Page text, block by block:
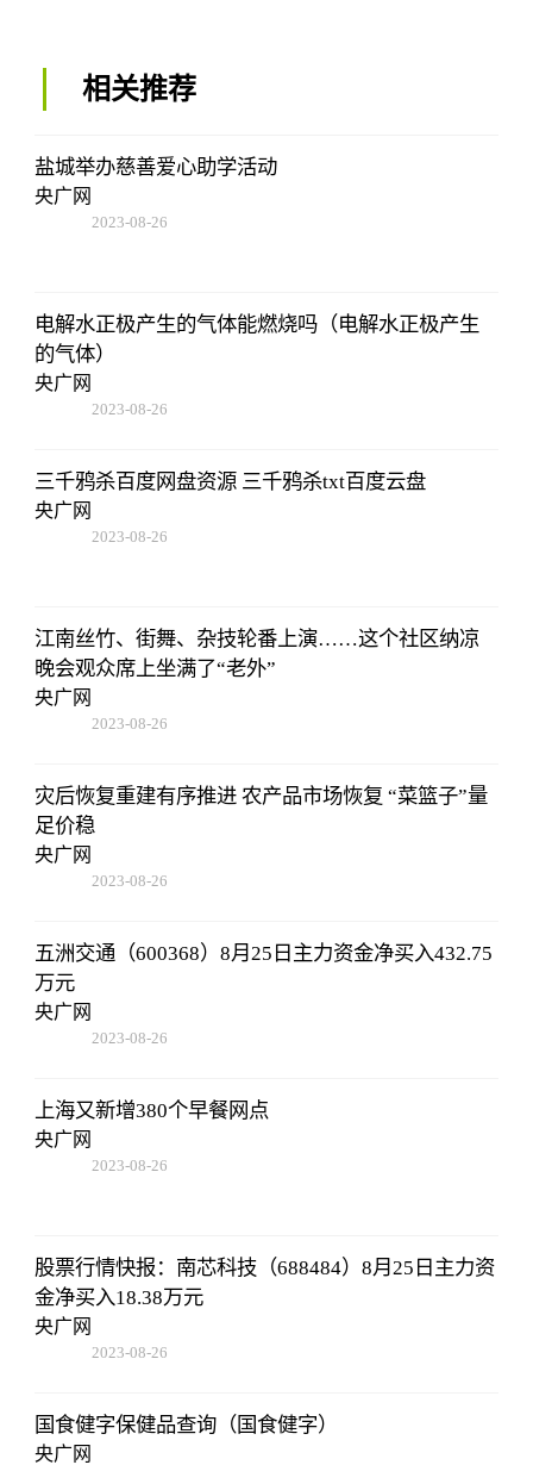
相关推荐
盐城举办慈善爱心助学活动
央广网
2023-08-26
电解水正极产生的气体能燃烧吗（电解水正极产生
的气体）
央广网
2023-08-26
三千鸦杀百度网盘资源 三千鸦杀txt百度云盘
央广网
2023-08-26
江南丝竹、街舞、杂技轮番上演……这个社区纳凉
晚会观众席上坐满了“老外”
央广网
2023-08-26
灾后恢复重建有序推进 农产品市场恢复 “菜篮子”量
足价稳
央广网
2023-08-26
五洲交通（600368）8月25日主力资金净买入432.75
万元
央广网
2023-08-26
上海又新增380个早餐网点
央广网
2023-08-26
股票行情快报：南芯科技（688484）8月25日主力资
金净买入18.38万元
央广网
2023-08-26
国食健字保健品查询（国食健字）
央广网